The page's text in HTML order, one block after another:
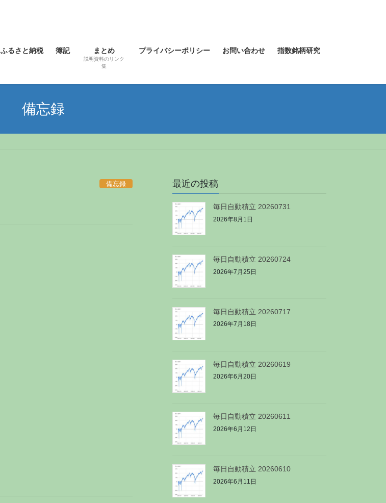
ふるさと納税 簿記 まとめ
説明資料のリンク
集
プライバシーポリシー お問い合わせ 指数銘柄研究
備忘録
備忘録 最近の投稿
毎日自動積立 20260731
2026年8月1日
毎日自動積立 20260724
2026年7月25日
毎日自動積立 20260717
2026年7月18日
毎日自動積立 20260619
2026年6月20日
毎日自動積立 20260611
2026年6月12日
毎日自動積立 20260610
2026年6月11日